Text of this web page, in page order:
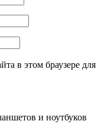
в этом браузере для
и ноутбуков